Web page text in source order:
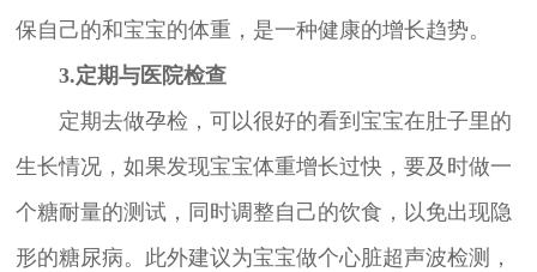
保自己的和宝宝的体重，是一种健康的增长趋势。
3.定期与医院检查
定期去做孕检，可以很好的看到宝宝在肚子里的
生长情况，如果发现宝宝体重增长过快，要及时做一
个糖耐量的测试，同时调整自己的饮食，以免出现隐
形的糖尿病。此外建议为宝宝做个心脏超声波检测，